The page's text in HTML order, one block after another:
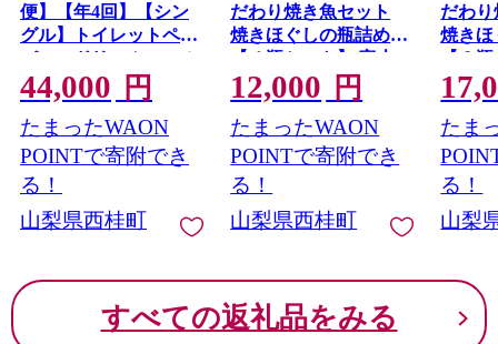
便】【年4回】【シン
グル】トイレットペー
パー ドリームロール
年4回配送(3ヶ月に1回)
(入金後翌月より配送
開始) 54ロール 再生紙
紙 トイレ用品 消耗品
備蓄 防災用品【n0541-
054_tii】
44,000 円
たまったWAON
POINTで寄附でき
る！
山梨県西桂町
だわり焼き魚セット
焼きほぐしの瓶詰め
【４瓶セット】 富士
山麓のきれいな天然水
で養殖された安心安全
なサーモン 完全無投
薬・ワクチンフリー・
アニサキスフリー・サ
ステナブル 鮭 フレー
ク 焼き鮭【n0618-
12,000 円
たまったWAON
POINTで寄附でき
る！
山梨県西桂町
だわ
焼きほ
【６
山麓
で養殖
なサ
薬・ワ
アニ
ステナ
ク 焼
たま
る！
山梨
すべての返礼品をみる